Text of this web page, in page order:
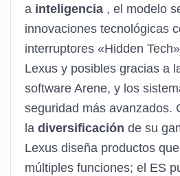
a inteligencia , el modelo
innovaciones tecnológicas
interruptores «Hidden
Lexus y posibles gracias a
software Arene, y los
seguridad más avanzados.
la diversificación de su
Lexus diseña productos
múltiples funciones; el ES